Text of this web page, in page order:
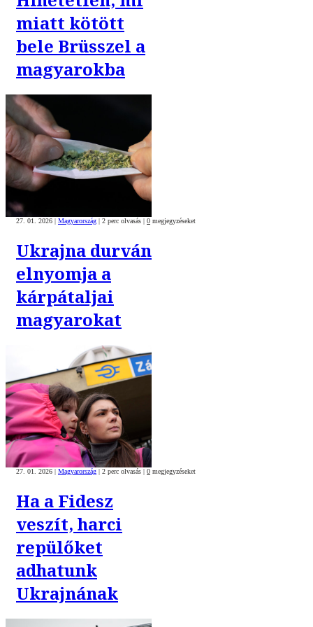
miatt kötött
bele Brüsszel a
magyarokba
27. 01. 2026 | Magyarország | 2 perc olvasás | 0 megjegyzéseket
Ukrajna durván
elnyomja a
kárpátaljai
magyarokat
27. 01. 2026 | Magyarország | 2 perc olvasás | 0 megjegyzéseket
Ha a Fidesz
veszít, harci
repülőket
adhatunk
Ukrajnának